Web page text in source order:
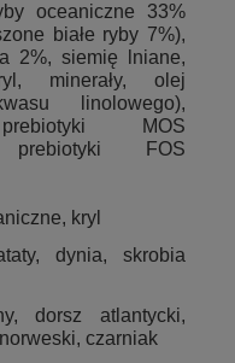
oceaniczne 33%
białe ryby 7%),
2%, siemię lniane,
minerały, olej
linolowego),
prebiotyki MOS
prebiotyki FOS
kryl
dynia, skrobia
dorsz atlantycki,
czarniak